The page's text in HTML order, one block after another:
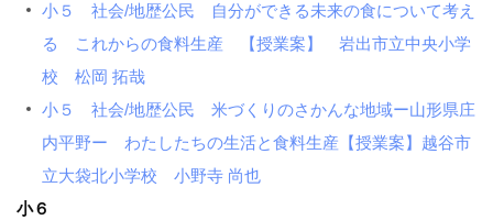
小５ 社会/地歴公民 自分ができる未来の食について考え
る これからの食料生産 【授業案】 岩出市立中央小学
校 松岡 拓哉
小５ 社会/地歴公民 米づくりのさかんな地域ー山形県庄
内平野ー わたしたちの生活と食料生産【授業案】越谷市
立大袋北小学校 小野寺 尚也
小６